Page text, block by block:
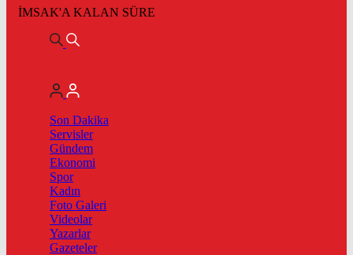
İMSAK'A KALAN SÜRE
Son Dakika
Servisler
Gündem
Ekonomi
Spor
Kadın
Foto Galeri
Videolar
Yazarlar
Gazeteler